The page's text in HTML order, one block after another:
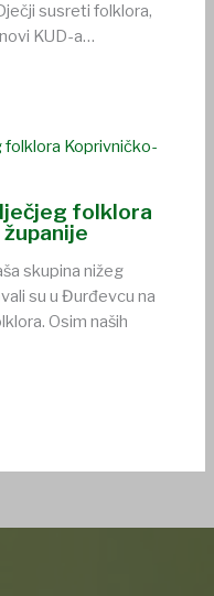
susreti folklora,
KUD-a…
folklora
skupina nižeg
su u Đurđevcu na
Osim naših